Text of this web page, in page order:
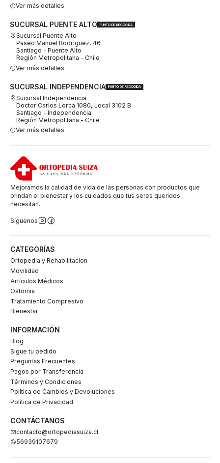
Ver más detalles
SUCURSAL PUENTE ALTO PUNTO DE RECOGIDA
Sucursal Puente Alto
Paseo Manuel Rodriguez, 46
Santiago - Puente Alto
Región Metropolitana - Chile
Ver más detalles
SUCURSAL INDEPENDENCIA PUNTO DE RECOGIDA
Sucursal Independencia
Doctor Carlos Lorca 1080, Local 3102 B
Santiago - Independencia
Región Metropolitana - Chile
Ver más detalles
Mejoramos la calidad de vida de las personas con productos que
brindan el bienestar y los cuidados que tus seres queridos
necesitan.
Síguenos
CATEGORÍAS
Ortopedia y Rehabilitacion
Movilidad
Artículos Médicos
Ostomia
Tratamiento Compresivo
Bienestar
INFORMACIÓN
Blog
Sigue tu pedido
Preguntas Frecuentes
Pagos por Transferencia
Términos y Condiciones
Política de Cambios y Devoluciones
Política de Privacidad
CONTÁCTANOS
contacto@ortopediasuiza.cl
56939107679